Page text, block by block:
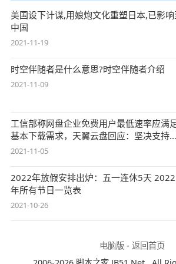
美国设下计谋,用娘炮文化重塑日本,已影响
中国
2021-11-19
时空伴随者是什么意思?时空伴随者介绍
2021-11-09
工信部称网盘企业免费用户最低速率应满
基本下载需求，天翼云盘回应：坚决支持，
始终
2021-11-05
2022年放假安排出炉：五一连休5天 2022
年所有节日一览表
2021-10-26
电脑版- 返回首页